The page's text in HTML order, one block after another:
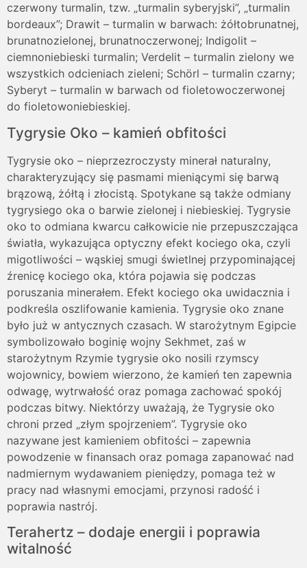
czerwony turmalin, tzw. „turmalin syberyjski”, „turmalin
bordeaux”; Drawit – turmalin w barwach: żółtobrunatnej,
brunatnozielonej, brunatnoczerwonej; Indigolit –
ciemnoniebieski turmalin; Verdelit – turmalin zielony we
wszystkich odcieniach zieleni; Schörl – turmalin czarny;
Syberyt – turmalin w barwach od fioletowoczerwonej
do fioletowoniebieskiej.
Tygrysie Oko – kamień obfitości
Tygrysie oko – nieprzezroczysty minerał naturalny,
charakteryzujący się pasmami mieniącymi się barwą
brązową, żółtą i złocistą. Spotykane są także odmiany
tygrysiego oka o barwie zielonej i niebieskiej. Tygrysie
oko to odmiana kwarcu całkowicie nie przepuszczająca
światła, wykazująca optyczny efekt kociego oka, czyli
migotliwości – wąskiej smugi świetlnej przypominającej
źrenicę kociego oka, która pojawia się podczas
poruszania minerałem. Efekt kociego oka uwidacznia i
podkreśla oszlifowanie kamienia. Tygrysie oko znane
było już w antycznych czasach. W starożytnym Egipcie
symbolizowało boginię wojny Sekhmet, zaś w
starożytnym Rzymie tygrysie oko nosili rzymscy
wojownicy, bowiem wierzono, że kamień ten zapewnia
odwagę, wytrwałość oraz pomaga zachować spokój
podczas bitwy. Niektórzy uważają, że Tygrysie oko
chroni przed „złym spojrzeniem”. Tygrysie oko
nazywane jest kamieniem obfitości – zapewnia
powodzenie w finansach oraz pomaga zapanować nad
nadmiernym wydawaniem pieniędzy, pomaga też w
pracy nad własnymi emocjami, przynosi radość i
poprawia nastrój.
Terahertz – dodaje energii i poprawia
witalność